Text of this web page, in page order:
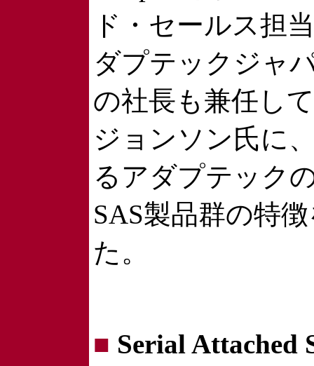
ド・セールス担
ダプテックジャ
の社長も兼任し
ジョンソン氏に
るアダプテック
SAS製品群の特
た。
■ Serial Attached